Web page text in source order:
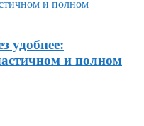
удобнее:
и полном